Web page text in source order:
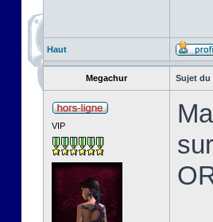
Haut
Megachur Sujet du
VIP